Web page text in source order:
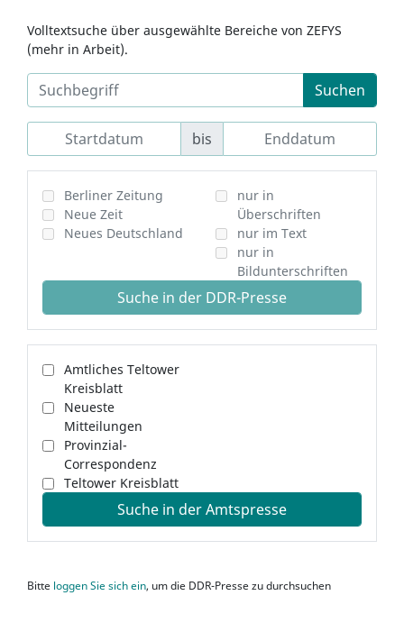
Volltextsuche über ausgewählte Bereiche von ZEFYS
(mehr in Arbeit).
Suchen
bis
Berliner Zeitung
Neue Zeit
Neues Deutschland
nur in
Überschriften
nur im Text
nur in
Bildunterschriften
Suche in der DDR-Presse
Amtliches Teltower
Kreisblatt
Neueste
Mitteilungen
Provinzial-
Correspondenz
Teltower Kreisblatt
Suche in der Amtspresse
Bitte loggen Sie sich ein, um die DDR-Presse zu durchsuchen